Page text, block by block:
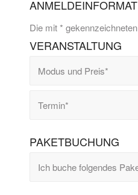
Die mit *
VERANSTALTUNG
PAKETBUCHUNG